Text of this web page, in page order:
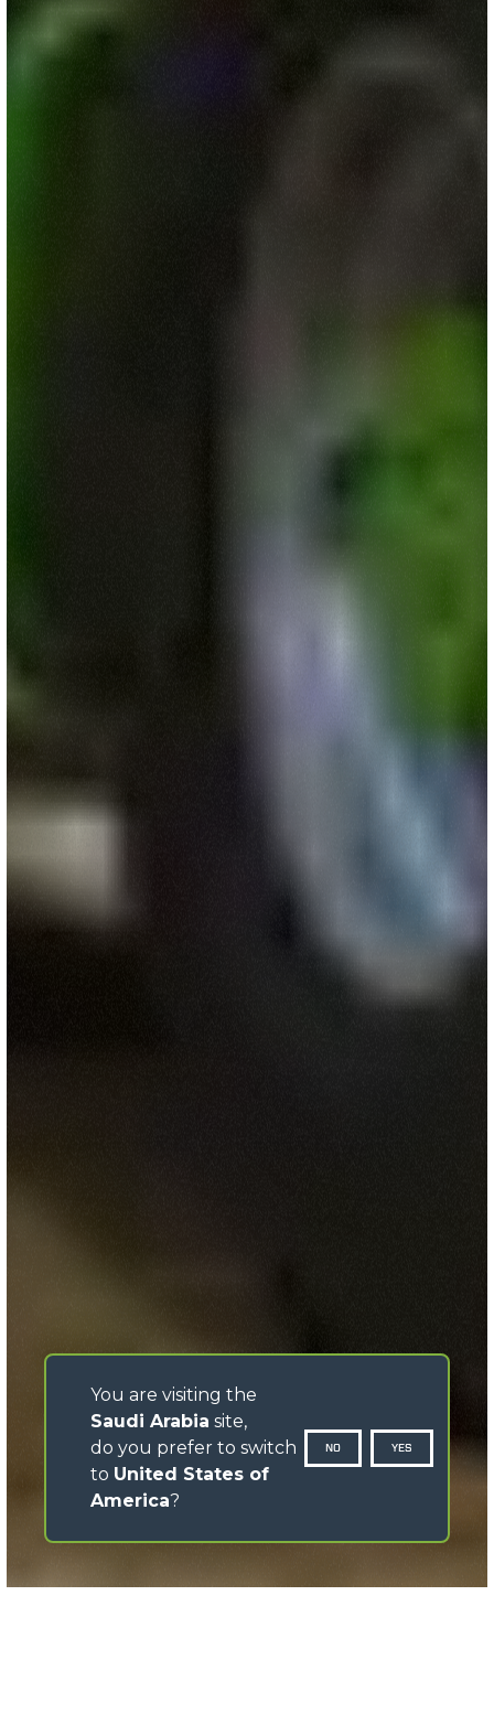
You are visiting the
Saudi Arabia site,
do you prefer to switch
to United States of
America?
NO YES